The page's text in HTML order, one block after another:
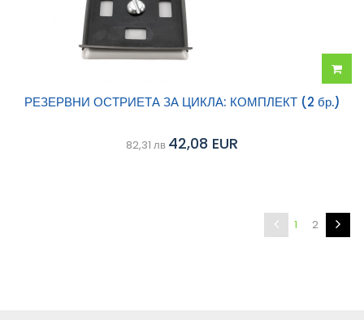
РЕЗЕРВНИ ОСТРИЕТА ЗА ЦИКЛА: КОМПЛЕКТ (2 бр.)
82,31 лв 42,08 EUR
1 2